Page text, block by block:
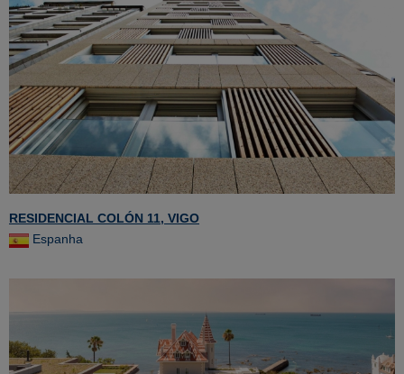
RESIDENCIAL COLÓN 11, VIGO
Espanha